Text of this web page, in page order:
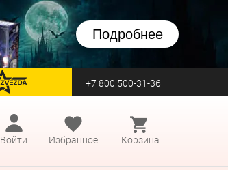
Подробнее
перейти на Zvezda +7 800 500-31-36
Войти
Избранное Корзина